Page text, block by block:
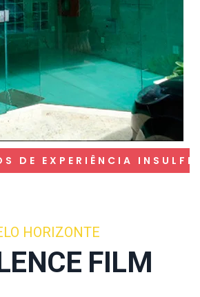
DE EXPERIÊNCIA
HORIZONTE
FILM